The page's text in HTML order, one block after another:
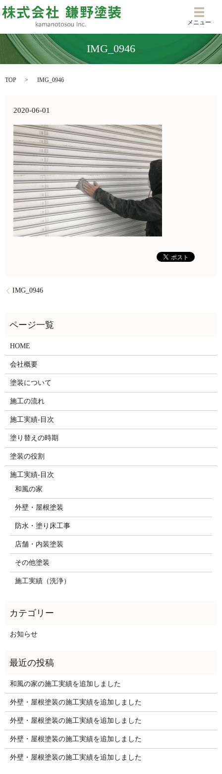
メニ
メニュー
IMG_0946
TOP IMG_0946
2020-06-01
IMG_0946
HOME
会社概要
塗装について
施工の流れ
施工実績-目次
塗り替えの時期
塗装の役割
施工実績-目次
和風の家
外壁・屋根塗装
防水・塗り床工事
店舗・内装塗装
その他塗装
施工実績（洗浄）
お知らせ
和風の家の施工実績を追加しました
外壁・屋根塗装の施工実績を追加しました
外壁・屋根塗装の施工実績を追加しました
外壁・屋根塗装の施工実績を追加しました
外壁・屋根塗装の施工実績を追加しました